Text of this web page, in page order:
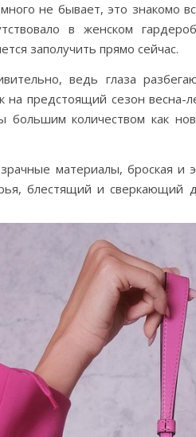
не бывает, это знакомо
в женском
заполучить прямо сейчас.
ведь глаза
на предстоящий сезон
большим количеством как
материалы, броская
блестящий и сверкающий